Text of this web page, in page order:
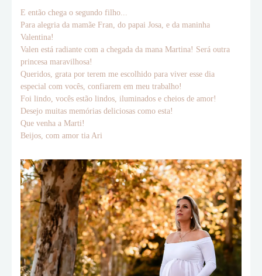
E então chega o segundo filho...
Para alegria da mamãe Fran, do papai Josa, e da maninha
Valentina!
Valen está radiante com a chegada da mana Martina! Será outra
princesa maravilhosa!
Queridos, grata por terem me escolhido para viver esse dia
especial com vocês, confiarem em meu trabalho!
Foi lindo, vocês estão lindos, iluminados e cheios de amor!
Desejo muitas memórias deliciosas como esta!
Que venha a Marti!
Beijos, com amor tia Ari